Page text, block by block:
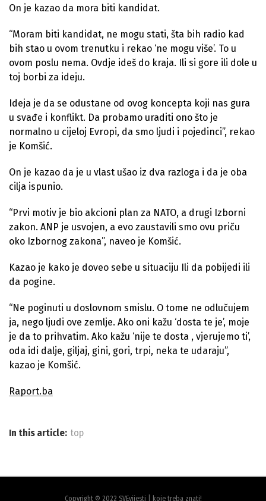
On je kazao da mora biti kandidat.
“Moram biti kandidat, ne mogu stati, šta bih radio kad
bih stao u ovom trenutku i rekao ‘ne mogu više’. To u
ovom poslu nema. Ovdje ideš do kraja. Ili si gore ili dole u
toj borbi za ideju.
Ideja je da se odustane od ovog koncepta koji nas gura
u svađe i konflikt. Da probamo uraditi ono što je
normalno u cijeloj Evropi, da smo ljudi i pojedinci”, rekao
je Komšić.
On je kazao da je u vlast ušao iz dva razloga i da je oba
cilja ispunio.
“Prvi motiv je bio akcioni plan za NATO, a drugi Izborni
zakon. ANP je usvojen, a evo zaustavili smo ovu priču
oko Izbornog zakona”, naveo je Komšić.
Kazao je kako je doveo sebe u situaciju Ili da pobijedi ili
da pogine.
“Ne poginuti u doslovnom smislu. O tome ne odlučujem
ja, nego ljudi ove zemlje. Ako oni kažu ‘dosta te je’, moje
je da to prihvatim. Ako kažu ‘nije te dosta , vjerujemo ti’,
oda idi dalje, giljaj, gini, gori, trpi, neka te udaraju”,
kazao je Komšić.
Raport.ba
In this article: top
Copyright © 2022 SVEvijesti | koje treba znati!